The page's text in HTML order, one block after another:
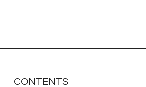
CONTENTS